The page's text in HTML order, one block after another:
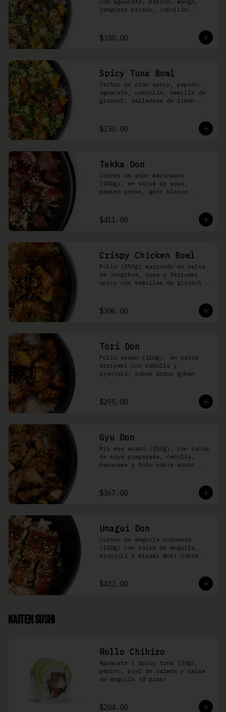
jengibre picado, cebollín,
shari
$350.00
Spicy Tuna Bowl
Tartar de atún spicy, pepino,
aguacate, cebollín, semilla de
girasol, ralladura de limón
$350.00
Tekka Don
Cortes de atún marinados
(100g), en salsa de soya,
pepino persa, gari blanco,
$411.00
Crispy Chicken Bowl
Pollo (150g) marinado en salsa
de jengibre, soya y teriyaki
spicy con semillas de girasol y
$306.00
Tori Don
Pollo asado (160g), en salsa
teriyaki con cebolla y
ajonjolí, sobre arroz gohan
$295.00
Gyu Don
Rib eye asado (150g), con salsa
de soya preparada, cebolla,
harusame y tofu sobre arroz
$367.00
Unagui Don
Cortes de anguila horneada
(110g) con salsa de anguila,
ajonjolí y Kizami Nori sobre
$433.00
Kaiten Sushi
Rollo Chihiro
Aguacate | Spicy tuna (30g),
pepino, piel de salmón y salsa
de anguila (8 pzas)
$204.00